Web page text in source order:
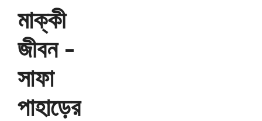
মাক্কী
জীবন -
সাফা
পাহাড়ের